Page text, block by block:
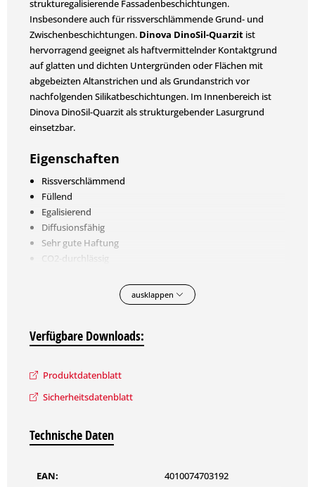
strukturegalisierende Fassadenbeschichtungen.
Insbesondere auch für rissverschlämmende Grund- und
Zwischenbeschichtungen. Dinova DinoSil-Quarzit ist
hervorragend geeignet als haftvermittelnder Kontaktgrund
auf glatten und dichten Untergründen oder Flächen mit
abgebeizten Altanstrichen und als Grundanstrich vor
nachfolgenden Silikatbeschichtungen. Im Innenbereich ist
Dinova DinoSil-Quarzit als strukturgebender Lasurgrund
einsetzbar.
Eigenschaften
Rissverschlämmend
Füllend
Egalisierend
Diffusionsfähig
Sehr gute Haftung
CO2-durchlässig
Maschinell im DinoMix−Mischsystem abtönbar
ca. 400-500 g/m²
Glanzgrad
ausklappen
Verfügbare Downloads:
Produktdatenblatt
Sicherheitsdatenblatt
Technische Daten
EAN: 4010074703192